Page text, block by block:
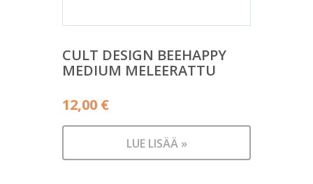
CULT DESIGN BEEHAPPY
MEDIUM MELEERATTU
12,00 €
LUE LISÄÄ »